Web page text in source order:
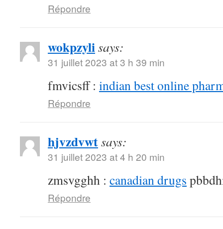
Répondre
wokpzylisays:
31 juillet 2023 at 3 h 39 min
fmvicsff : indian best online
Répondre
hjvzdvwtsays:
31 juillet 2023 at 4 h 20 min
zmsvgghh : canadian drugs
Répondre